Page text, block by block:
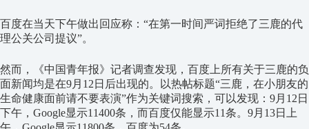
百度在当天下午做出回应称：“在第一时间严词拒绝了三鹿的代
理公关公司提议”。
然而，《中国青年报》记者调查发现，百度上所有关于三鹿的负
面新闻均是在9月12日后出现的。以热帖标题“三鹿，在小朋友的
生命健康面前请不要表演”作为关键词搜索，可以发现：9月12日
下午，Google显示11400条，而百度仅能显示11条。9月13日上